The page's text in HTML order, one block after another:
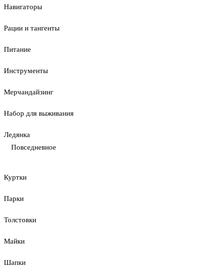
Навигаторы
Рации и тангенты
Питание
Инструменты
Мерчандайзинг
Набор для выживания
Ледянка
Повседневное
Куртки
Парки
Толстовки
Майки
Шапки